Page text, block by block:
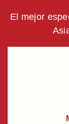
El mejor